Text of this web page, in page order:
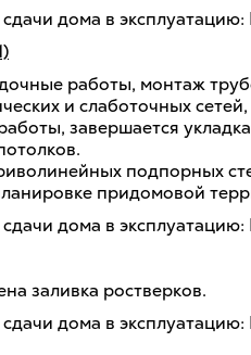
дома в эксплуатацию:
работы, монтаж
и слаботочных
завершается
подпорных
придомовой
дома в эксплуатацию:
заливка ростверков.
дома в эксплуатацию: